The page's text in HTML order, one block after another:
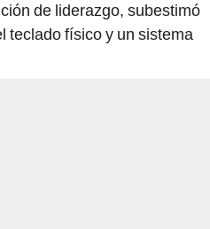
de liderazgo, subestimó
teclado físico y un sistema